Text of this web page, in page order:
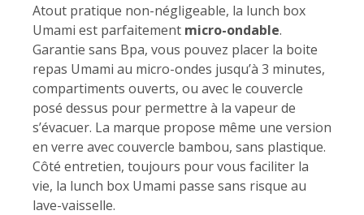
Atout pratique non-négligeable, la lunch box
Umami est parfaitement micro-ondable.
Garantie sans Bpa, vous pouvez placer la boite
repas Umami au micro-ondes jusqu’à 3 minutes,
compartiments ouverts, ou avec le couvercle
posé dessus pour permettre à la vapeur de
s’évacuer. La marque propose même une version
en verre avec couvercle bambou, sans plastique.
Côté entretien, toujours pour vous faciliter la
vie, la lunch box Umami passe sans risque au
lave-vaisselle.